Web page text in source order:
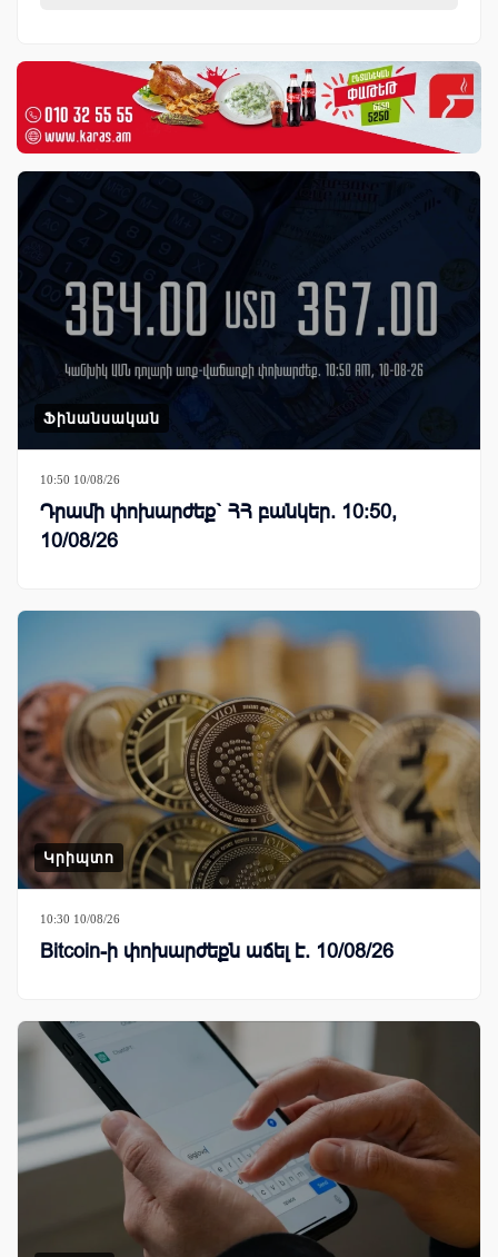
Ֆինանսական
10:50 10/08/26
Դրամի փոխարժեք` ՀՀ բանկեր. 10:50,
10/08/26
Կրիպտո
10:30 10/08/26
Bitcoin-ի փոխարժեքն աճել է. 10/08/26